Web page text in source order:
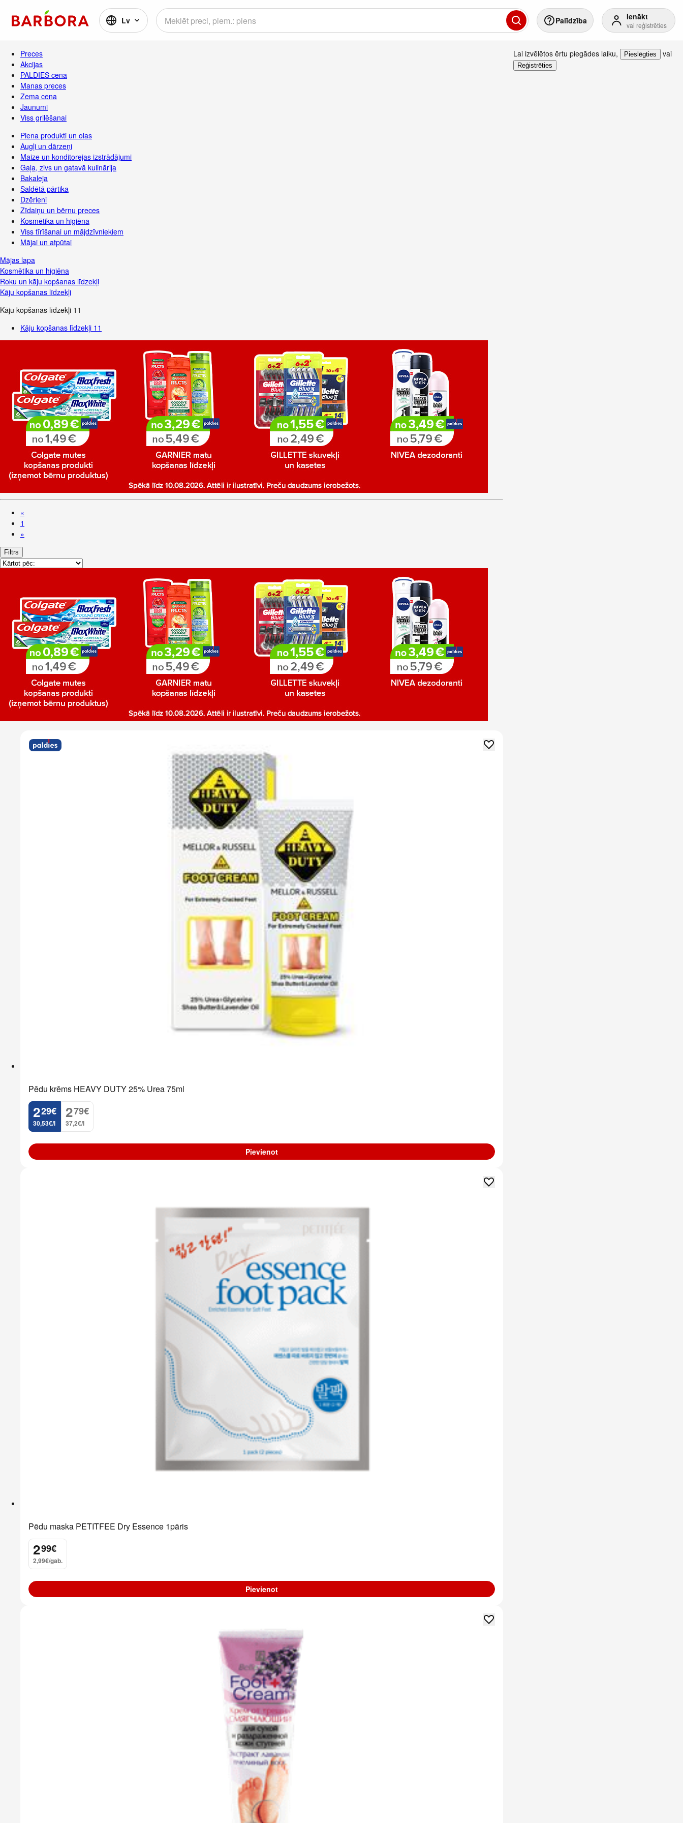
Lv Palīdzība Ienākt
vai reģistrēties
Preces
Akcijas
PALDIES cena
Manas preces
Zema cena
Jaunumi
Viss grilēšanai
Piena produkti un olas
Augļi un dārzeņi
Maize un konditorejas izstrādājumi
Gaļa, zivs un gatavā kulinārija
Bakaleja
Saldētā pārtika
Dzērieni
Zīdaiņu un bērnu preces
Kosmētika un higiēna
Viss tīrīšanai un mājdzīvniekiem
Mājai un atpūtai
Mājas lapa
Kosmētika un higiēna
Roku un kāju kopšanas līdzekļi
Kāju kopšanas līdzekļi
Lai izvēlētos ērtu piegādes laiku, Pieslēgties vai
Reģistrēties
Kāju kopšanas līdzekļi 11
Kāju kopšanas līdzekļi 11
«
1
»
Filtrs
Pēdu krēms HEAVY DUTY 25% Urea 75ml
2
. 29€
30,53€/l
2
. 79€
37,2€/l
Pievienot
Pēdu maska PETITFEE Dry Essence 1pāris
2
. 99€
2,99€/gab.
Pievienot